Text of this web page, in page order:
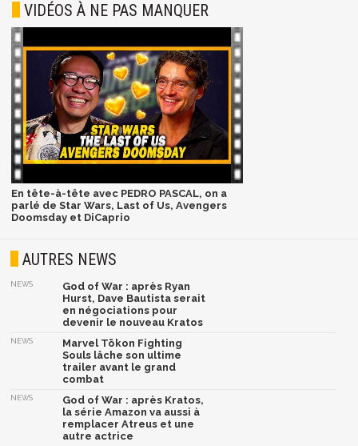
VIDÉOS À NE PAS MANQUER
En tête-à-tête avec PEDRO PASCAL, on a
parlé de Star Wars, Last of Us, Avengers
Doomsday et DiCaprio
AUTRES NEWS
NEWS
God of War : après Ryan
Hurst, Dave Bautista serait
en négociations pour
devenir le nouveau Kratos
NEWS
Marvel Tōkon Fighting
Souls lâche son ultime
trailer avant le grand
combat
NEWS
God of War : après Kratos,
la série Amazon va aussi à
remplacer Atreus et une
autre actrice